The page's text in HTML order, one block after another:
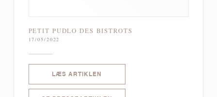
PETIT PUDLO DES BISTROTS
17/05/2022
LÆS ARTIKLEN